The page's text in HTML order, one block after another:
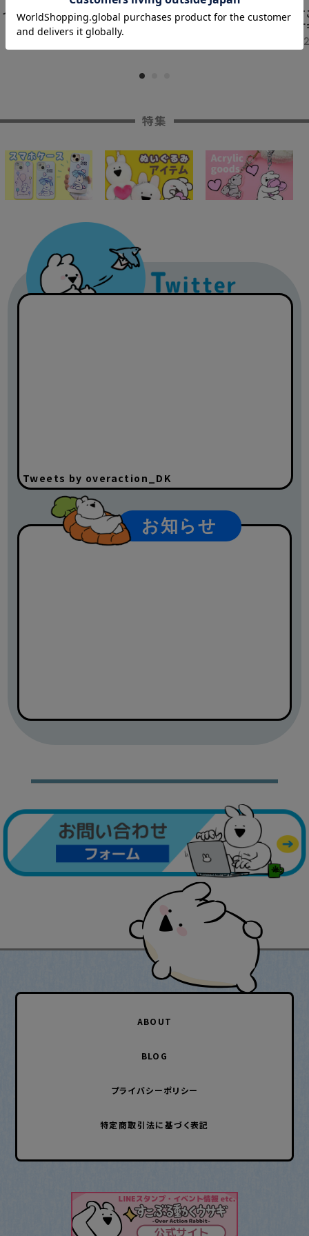
すこぶる動くウサギ iPhoneケース (summer ち
びクマ)
特集
Tweets by overaction_DK
お知らせ
ABOUT
BLOG
プライバシーポリシー
特定商取引法に基づく表記